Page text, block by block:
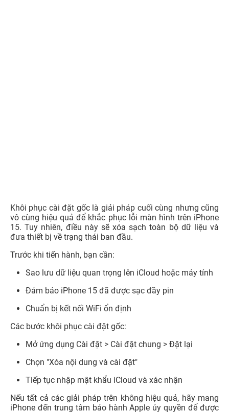
Chuẩn bị kết nối WiFi ổn định
Các bước khôi phục cài đặt gốc:
Mở ứng dụng Cài đặt > Cài đặt chung > Đặt lại
Chọn "Xóa nội dung và cài đặt"
Tiếp tục nhập mật khẩu iCloud và xác nhận
Nếu tất cả các giải pháp trên không hiệu quả, hãy mang
kiểm tra và sửa chữa chuyên nghiệp.
Bạn có thể đến Bệnh Viện Di Động 24h -
Trung tâm
sửa điện thoại iPhone uy tín tại TP HCM
Một số hiện tượng iPhone 15 (Plus/Pro/Pro
Max) bị đen màn hình thường gặp